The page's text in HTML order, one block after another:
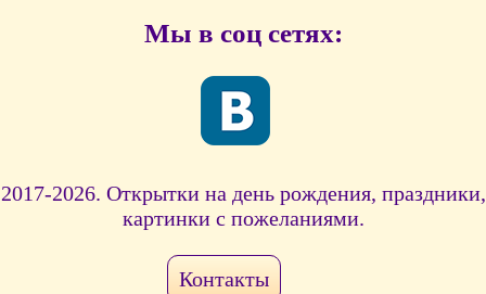
Мы в соц сетях:
2017-2026. Открытки на день рождения, праздники,
картинки с пожеланиями.
Контакты